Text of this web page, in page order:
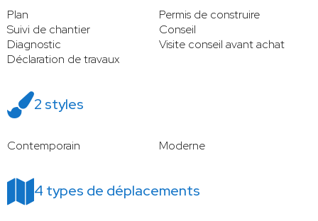
Plan
Permis de construire
Suivi de chantier
Conseil
Diagnostic
Visite conseil avant achat
Déclaration de travaux
2 styles
Contemporain Moderne
4 types de déplacements